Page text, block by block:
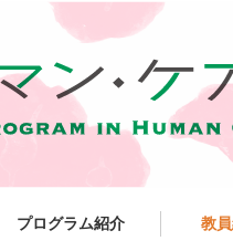
プログラム紹介 教